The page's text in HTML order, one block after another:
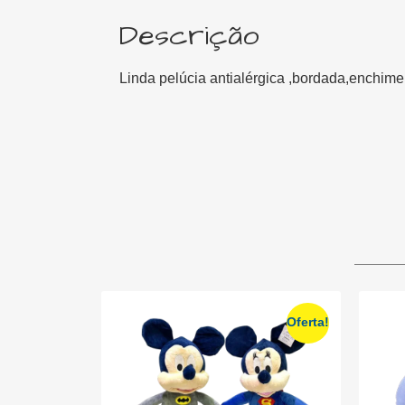
Descrição
Linda pelúcia antialérgica
Oferta!